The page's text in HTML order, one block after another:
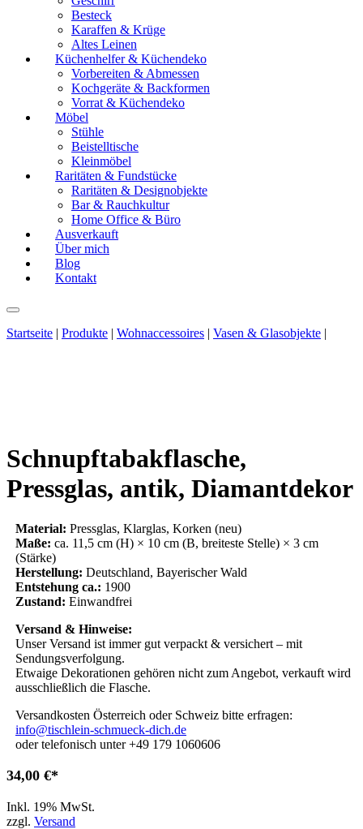
Besteck
Karaffen & Krüge
Altes Leinen
Küchenhelfer & Küchendeko
Vorbereiten & Abmessen
Kochgeräte & Backformen
Vorrat & Küchendeko
Möbel
Stühle
Beistelltische
Kleinmöbel
Raritäten & Fundstücke
Raritäten & Designobjekte
Bar & Rauchkultur
Home Office & Büro
Ausverkauft
Über mich
Blog
Kontakt
Startseite | Produkte | Wohnaccessoires | Vasen & Glasobjekte |
Schnupftabakflasche,
Pressglas, antik, Diamantdekor
Material: Pressglas, Klarglas, Korken (neu)
Maße: ca. 11,5 cm (H) × 10 cm (B, breiteste Stelle) × 3 cm
(Stärke)
Herstellung: Deutschland, Bayerischer Wald
Entstehung ca.: 1900
Zustand: Einwandfrei
Versand & Hinweise:
Unser Versand ist immer gut verpackt & versichert – mit
Sendungsverfolgung.
Etwaige Dekorationen gehören nicht zum Angebot, verkauft wird
ausschließlich die Flasche.
Versandkosten Österreich oder Schweiz bitte erfragen:
info@tischlein-schmueck-dich.de
oder telefonisch unter +49 179 1060606
34,00 €
Inkl. 19% MwSt.
zzgl. Versand